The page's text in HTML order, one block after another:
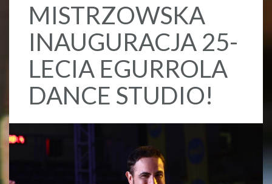
MISTRZOWSKA
INAUGURACJA 25-
LECIA EGURROLA
DANCE STUDIO!